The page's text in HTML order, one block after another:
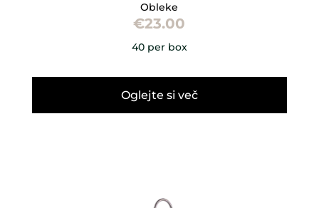
Obleke
€23.00
40 per box
Oglejte si več